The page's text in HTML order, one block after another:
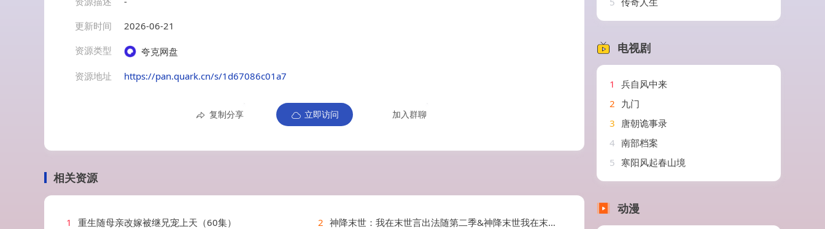
更新时间
2026-06-21
资源类型
夸克网盘
资源地址
https://pan.quark.cn/s/1d67086c01a7
复制分享 立即访问 加入群聊
相关资源
1 重生随母亲改嫁被继兄宠上天（60集） 2 神降末世：我在末世言出法随第二季&神降末世我在末世言出法随第二季（100集）AI短剧
电视剧
1
兵自风中来
2 九门
3 唐朝诡事录
4 南部档案
5 寒阳风起春山境
动漫